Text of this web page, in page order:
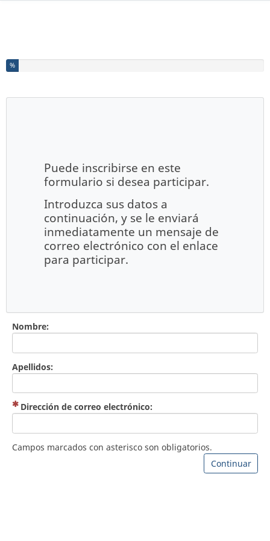
Ha completado el % de este formulario
%
Puede inscribirse en este
formulario si desea participar.
Introduzca sus datos a
continuación, y se le enviará
inmediatamente un mensaje de
correo electrónico con el enlace
para participar.
Nombre:
Apellidos:
Dirección de correo electrónico:
Campos marcados con asterisco son obligatorios.
Continuar